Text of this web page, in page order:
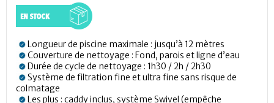
Longueur de piscine maximale : jusqu’à 12 mètres
Couverture de nettoyage : Fond, parois et ligne d’eau
Durée de cycle de nettoyage : 1h30 / 2h / 2h30
Système de filtration fine et ultra fine sans risque de
colmatage
Les plus : caddy inclus, système Swivel (empêche